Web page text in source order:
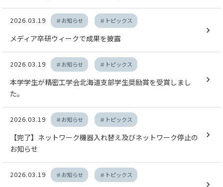
2026.03.19 ＃お知らせ ＃トピックス
メディア卒研ウィークで成果を披露
2026.03.19 ＃お知らせ ＃トピックス
本学学生が精密工学会北海道支部学生奨励賞を受賞しまし
た。
2026.03.19 ＃お知らせ ＃トピックス
【完了】ネットワーク機器入れ替え及びネットワーク停止の
お知らせ
2026.03.19 ＃お知らせ ＃トピックス